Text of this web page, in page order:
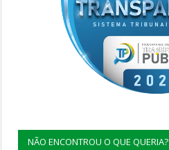
NÃO ENCONTROU O QUE QUERIA?